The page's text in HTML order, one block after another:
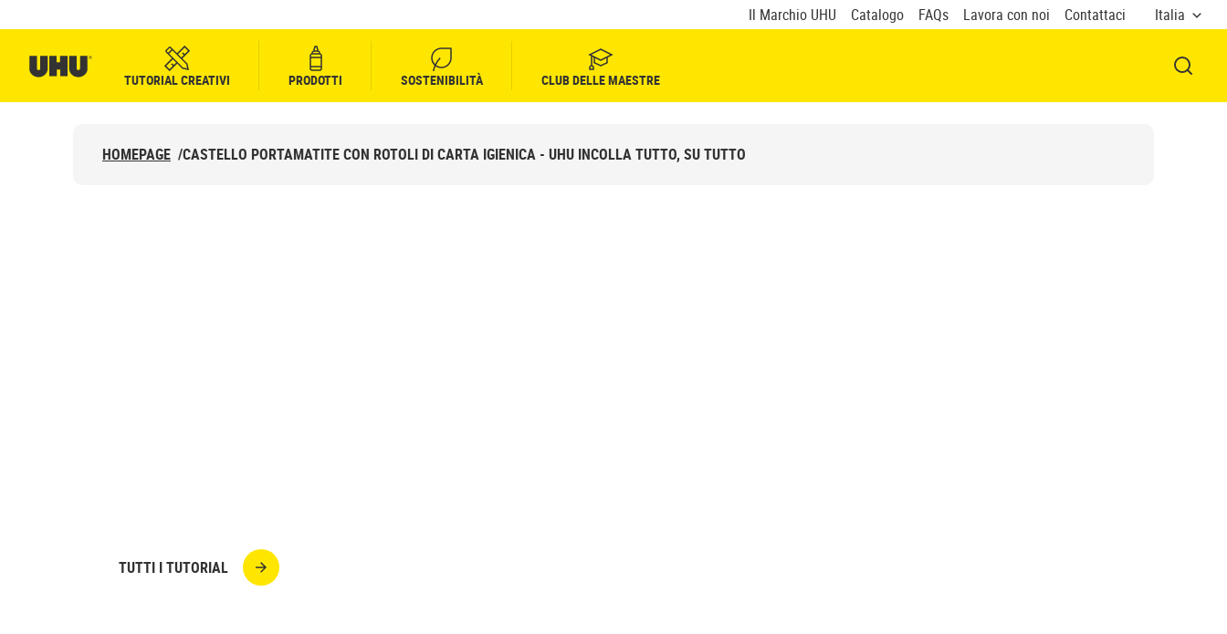
Il Marchio UHU Catalogo FAQs Lavora con noi Contattaci Italia
TUTORIAL CREATIVI PRODOTTI SOSTENIBILITÀ CLUB DELLE MAESTRE APRI
HOMEPAGE /CASTELLO PORTAMATITE CON ROTOLI DI CARTA IGIENICA - UHU INCOLLA TUTTO, SU TUTTO
TUTTI I TUTORIAL